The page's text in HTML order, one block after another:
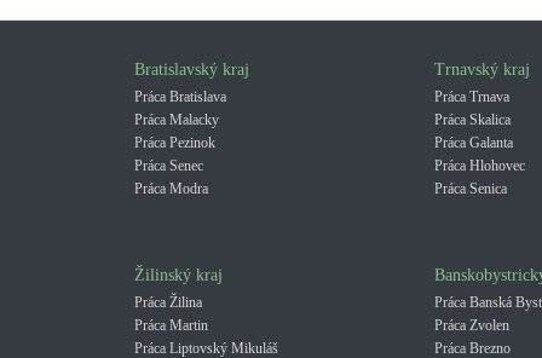
Bratislavský kraj
Práca Bratislava
Práca Malacky
Práca Pezinok
Práca Senec
Práca Modra
Trnavský kraj
Práca Trnava
Práca Skalica
Práca Galanta
Práca Hlohovec
Práca Senica
Žilinský kraj
Práca Žilina
Práca Martin
Práca Liptovský Mikuláš
Práca Banská
Práca Zvolen
Práca Brezno